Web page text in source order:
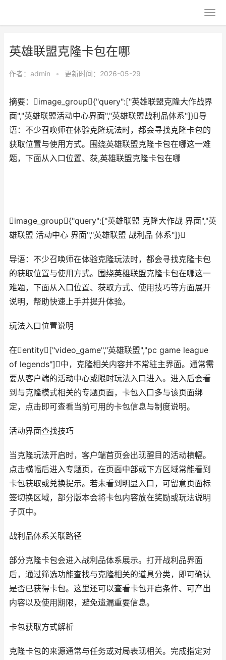
英雄联盟克隆卡包在哪
作者： admin • 更新时间：2026-05-29
摘要：image_group{"query":["英雄联盟克隆大作战界
面","英雄联盟活动中心界面","英雄联盟战利品体系"]}导
语：不少召唤师在体验克隆玩法时，都会寻找克隆卡包的
获取位置与使用方式。围绕英雄联盟克隆卡包在哪这一难
题，下面从入口位置、获,英雄联盟克隆卡包在哪
image_group{"query":["英雄联盟 克隆大作战 界面","英
雄联盟 活动中心 界面","英雄联盟 战利品 体系"]}
导语：不少召唤师在体验克隆玩法时，都会寻找克隆卡包
的获取位置与使用方式。围绕英雄联盟克隆卡包在哪这一
难题，下面从入口位置、获取方式、使用技巧等方面展开
说明，帮助快速上手并提升体验。
玩法入口位置说明
在entity["video_game","英雄联盟","pc game league
of legends"]中，克隆相关内容并不常驻主界面。通常需
要从客户端的活动中心或限时玩法入口进入。进入后会看
到与克隆模式相关的专题页面，卡包入口多与该页面绑
定，点击即可查看当前可用的卡包信息与制度说明。
活动界面查找技巧
当克隆玩法开启时，客户端首页会出现醒目的活动横幅。
点击横幅后进入专题页，在页面中部或下方区域常能看到
卡包获取或兑换提示。若未看到明显入口，可留意页面标
签切换区域，部分版本会将卡包内容放在奖励或玩法说明
子页中。
战利品体系关联路径
部分克隆卡包会进入战利品体系展示。打开战利品界面
后，通过筛选功能查找与克隆相关的道具分类，即可确认
是否已获得卡包。这里还可以查看卡包开启条件、可产出
内容以及使用期限，避免遗漏重要信息。
卡包获取方式解析
克隆卡包的来源通常与任务或对局表现相关。完成指定对